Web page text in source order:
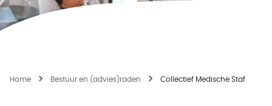
Home Bestuur en (advies)raden Collectief Medische Staf